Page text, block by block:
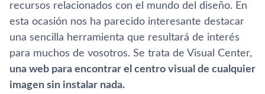
recursos relacionados con el mundo del diseño. En
esta ocasión nos ha parecido interesante destacar
una sencilla herramienta que resultará de interés
para muchos de vosotros. Se trata de Visual Center,
una web para encontrar el centro visual de cualquier
imagen sin instalar nada.